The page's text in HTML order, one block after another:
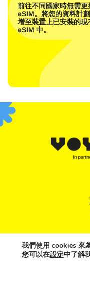
前往不同國家時無需更
eSIM。將您的資料計
增至裝置上已安裝的現
eSIM 中。
條款與條件
我們使用 cookies 來
您可以在設定中了解